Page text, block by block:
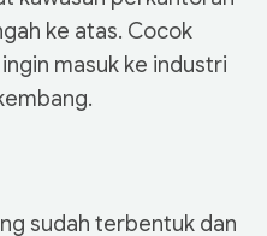
ke atas. Cocok
masuk ke industri
sudah terbentuk dan